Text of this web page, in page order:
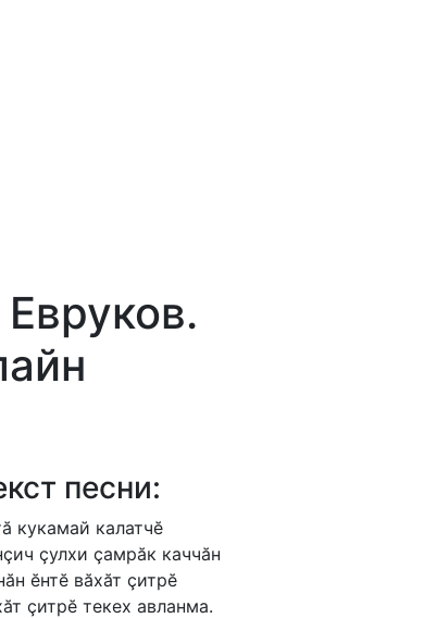
песни:
кукамай калатчӗ
ҫулхи ҫамрӑк каччӑн
ӗнтӗ вӑхӑт ҫитрӗ
ҫитрӗ текех авланма.